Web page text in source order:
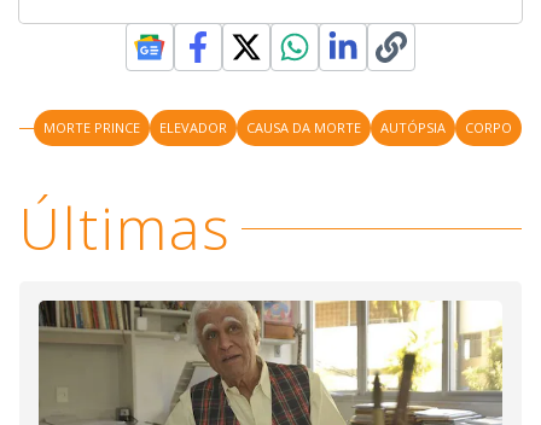
MORTE PRINCE ELEVADOR CAUSA DA MORTE AUTÓPSIA CORPO
Últimas